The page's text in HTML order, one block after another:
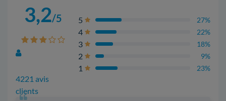
3,2/5
4221 avis
clients
5 27%
4 22%
3 18%
2 9%
1 23%